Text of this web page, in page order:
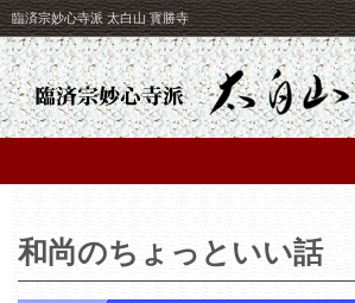
臨済宗妙心寺派 太白山 寳勝寺
和尚のちょっといい話